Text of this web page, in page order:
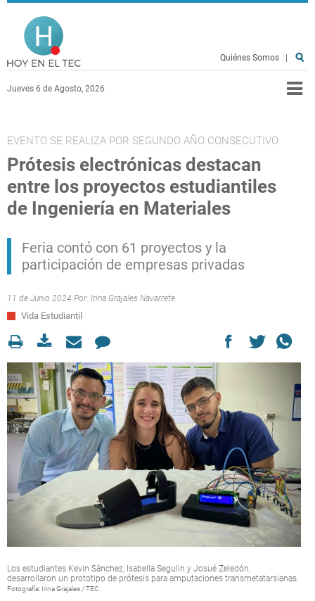
Pasar al contenido principal
Jueves 6 de Agosto, 2026
Quiénes Somos
EVENTO SE REALIZA POR SEGUNDO AÑO CONSECUTIVO
Prótesis electrónicas destacan
entre los proyectos estudiantiles
de Ingeniería en Materiales
Feria contó con 61 proyectos y la
participación de empresas privadas
11 de Junio 2024 Por: Irina Grajales Navarrete
Vida Estudiantil
Los estudiantes Kevin Sánchez, Isabella Segulin y Josué Zeledón,
desarrollaron un prototipo de prótesis para amputaciones transmetatarsianas.
Fotografía: Irina Grajales / TEC.